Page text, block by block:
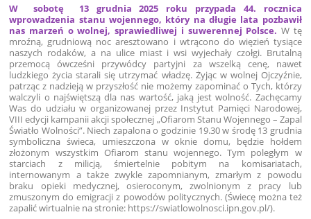
W sobotę 13 grudnia 2025 roku przypada 44. rocznica
wprowadzenia stanu wojennego, który na długie lata pozbawił
nas marzeń o wolnej, sprawiedliwej i suwerennej Polsce. W tę
mroźną, grudniową noc aresztowano i wtrącono do więzień tysiące
naszych rodaków, a na ulice miast i wsi wyjechały czołgi. Brutalną
przemocą ówcześni przywódcy partyjni za wszelką cenę, nawet
ludzkiego życia starali się utrzymać władzę. Żyjąc w wolnej Ojczyźnie,
patrząc z nadzieją w przyszłość nie możemy zapominać o Tych, którzy
walczyli o najświętszą dla nas wartość, jaką jest wolność. Zachęcamy
Was do udziału w organizowanej przez Instytut Pamięci Narodowej,
VIII edycji kampanii akcji społecznej „Ofiarom Stanu Wojennego – Zapal
Światło Wolności”. Niech zapalona o godzinie 19.30 w środę 13 grudnia
symboliczna świeca, umieszczona w oknie domu, będzie hołdem
złożonym wszystkim Ofiarom stanu wojennego. Tym poległym w
starciach z milicją, śmiertelnie pobitym na komisariatach,
internowanym a także zwykle zapomnianym, zmarłym z powodu
braku opieki medycznej, osieroconym, zwolnionym z pracy lub
zmuszonym do emigracji z powodów politycznych. (Świecę można też
zapalić wirtualnie na stronie: https://swiatlowolnosci.ipn.gov.pl/).